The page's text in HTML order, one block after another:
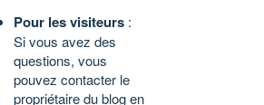
Pour les visiteurs :
Si vous avez des
questions, vous
pouvez contacter le
propriétaire du blog en